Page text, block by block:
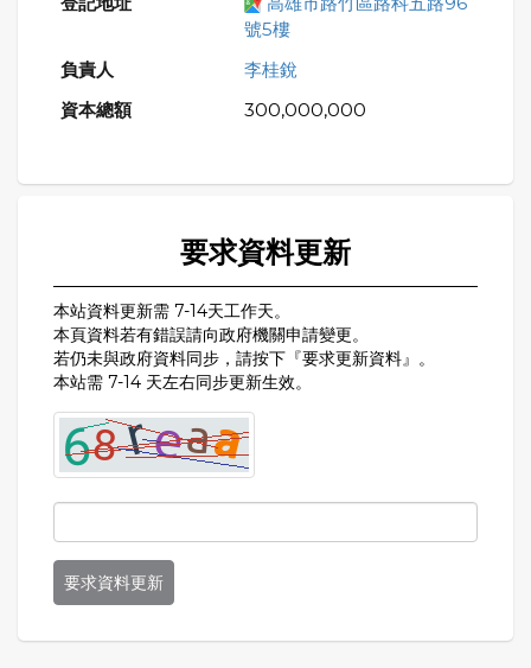
號5樓
李桂銳
300,000,000
要求資料更新
本站資料更新需 7-14天工作天。
本頁資料若有錯誤請向政府機關申請變更。
若仍未與政府資料同步，請按下『要求更新資料』。
本站需 7-14 天左右同步更新生效。
要求資料更新